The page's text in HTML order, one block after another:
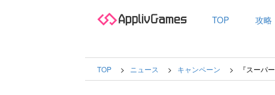
TOP 攻略
TOP ニュース キャンペーン 『スーパ